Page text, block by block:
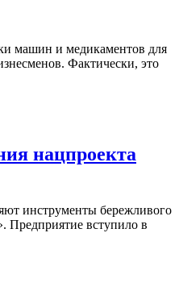
машин и медикаментов для
Фактически, это
нацпроекта
инструменты бережливого
Предприятие вступило в